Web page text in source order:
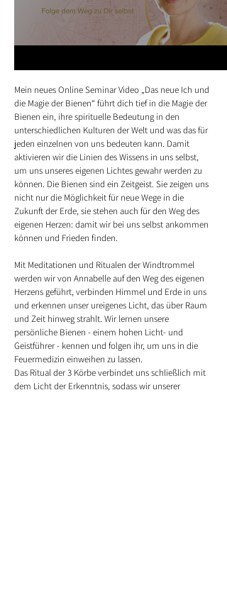
Mein neues Online Seminar Video „Das neue Ich und
die Magie der Bienen“ führt dich tief in die Magie der
Bienen ein, ihre spirituelle Bedeutung in den
unterschiedlichen Kulturen der Welt und was das für
jeden einzelnen von uns bedeuten kann. Damit
aktivieren wir die Linien des Wissens in uns selbst,
um uns unseres eigenen Lichtes gewahr werden zu
können. Die Bienen sind ein Zeitgeist. Sie zeigen uns
nicht nur die Möglichkeit für neue Wege in die
Zukunft der Erde, sie stehen auch für den Weg des
eigenen Herzen: damit wir bei uns selbst ankommen
können und Frieden finden.
Mit Meditationen und Ritualen der Windtrommel
werden wir von Annabelle auf den Weg des eigenen
Herzens geführt, verbinden Himmel und Erde in uns
und erkennen unser ureigenes Licht, das über Raum
und Zeit hinweg strahlt. Wir lernen unsere
persönliche Bienen - einem hohen Licht- und
Geistführer - kennen und folgen ihr, um uns in die
Feuermedizin einweihen zu lassen.
Das Ritual der 3 Körbe verbindet uns schließlich mit
dem Licht der Erkenntnis, sodass wir unserer